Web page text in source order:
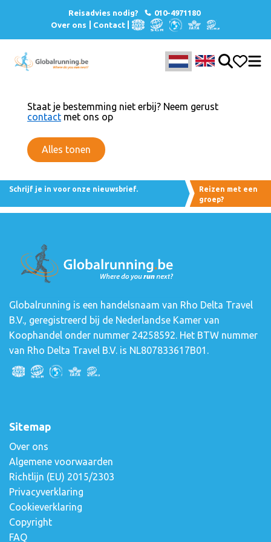
Reisadvies nodig?
010-4971180
Over ons
Contact
Staat je bestemming niet erbij? Neem gerust
contact met ons op
Alles tonen
Schrijf je in voor onze nieuwsbrief.
Reizen met een
groep?
Globalrunning is een handelsnaam van Rho Delta Travel
B.V., geregistreerd bij de Nederlandse Kamer van
Koophandel onder nummer 24258592. Het BTW nummer
van Rho Delta Travel B.V. is NL807833617B01.
Sitemap
Over ons
Algemene voorwaarden
Richtlijn (EU) 2015/2303
Privacyverklaring
Cookieverklaring
Copyright
FAQ